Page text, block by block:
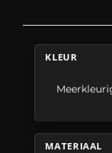
KLEUR
MATERIAAL